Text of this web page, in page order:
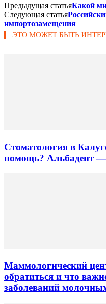
Предыдущая статьяКакой
Следующая статья
импортозамещения
ЭТО МОЖЕТ БЫТЬ
Стоматология в
помощь? Альбадент
Маммологический
обратиться и что
заболеваний